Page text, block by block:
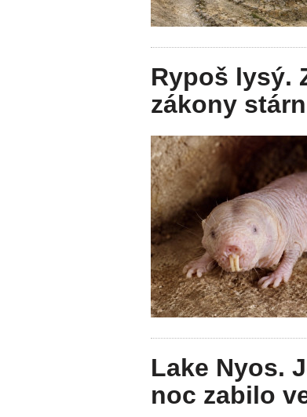
Rypoš lysý.
zákony
Lake Nyos.
noc zabilo